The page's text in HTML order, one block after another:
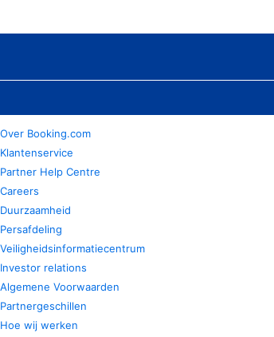
Over Booking.com
Klantenservice
Partner Help Centre
Careers
Duurzaamheid
Persafdeling
Veiligheidsinformatiecentrum
Investor relations
Algemene Voorwaarden
Partnergeschillen
Hoe wij werken